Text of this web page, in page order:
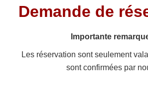
Demande de
Importante
Les réservation sont seulement
sont confirmées par